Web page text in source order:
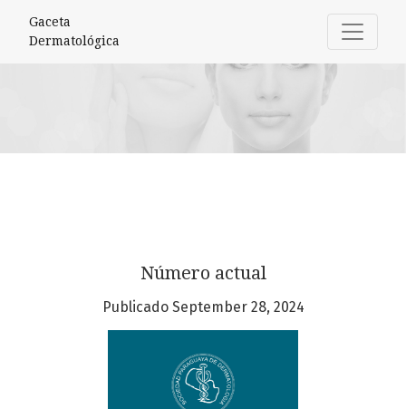
Gaceta Dermatológica
Gaceta
Dermatológica
Número actual
Publicado September 28, 2024